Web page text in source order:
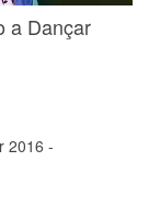
a Dançar
2016 -